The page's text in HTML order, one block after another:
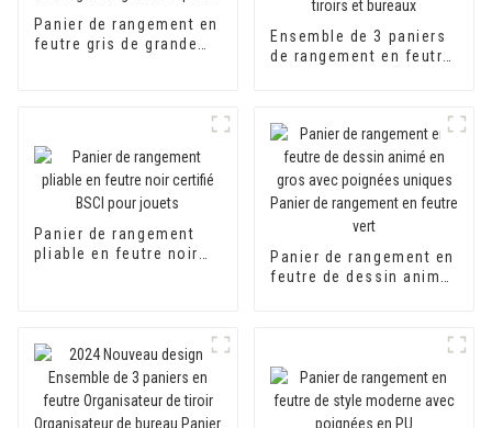
Panier de rangement en
feutre gris de grande
Ensemble de 3 paniers
de rangement en feutre
Panier de rangement
pliable en feutre noir
Panier de rangement en
feutre de dessin animé